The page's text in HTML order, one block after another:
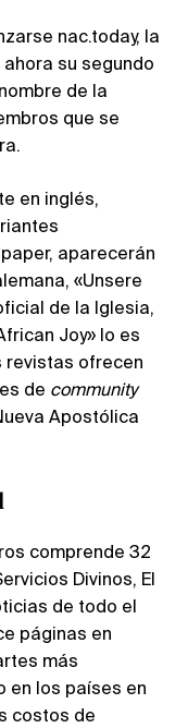
nac.today, la
su segundo
de la
que se
en inglés,
aparecerán
«Unsere
de la Iglesia,
Joy» lo es
revistas ofrecen
de community
Apostólica
comprende 32
Divinos, El
de todo el
páginas en
más
en los países en
costos de